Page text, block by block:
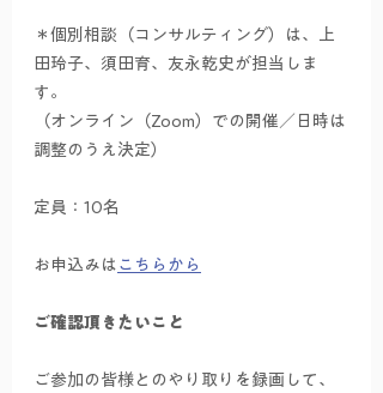
＊個別相談（コンサルティング）は、上
田玲子、須田育、友永乾史が担当しま
す。
（オンライン（Zoom）での開催／日時は
調整のうえ決定）
定員：10名
お申込みは こちらから
ご確認頂きたいこと
ご参加の皆様とのやり取りを録画して、